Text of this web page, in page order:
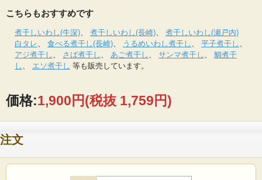
こちらもおすすめです
煮干しいわし(牛深) 煮干しいわし(長崎)
煮干しいわし(瀬戸内)
白タレ
食べる煮干し(長崎) うるめいわし煮干し 平子煮干し
アジ煮干し
さば煮干し あご煮干し サンマ煮干し
鯛煮干
し
エソ煮干し 等も販売しています。
価格:1,900円(税抜 1,759円)
注文